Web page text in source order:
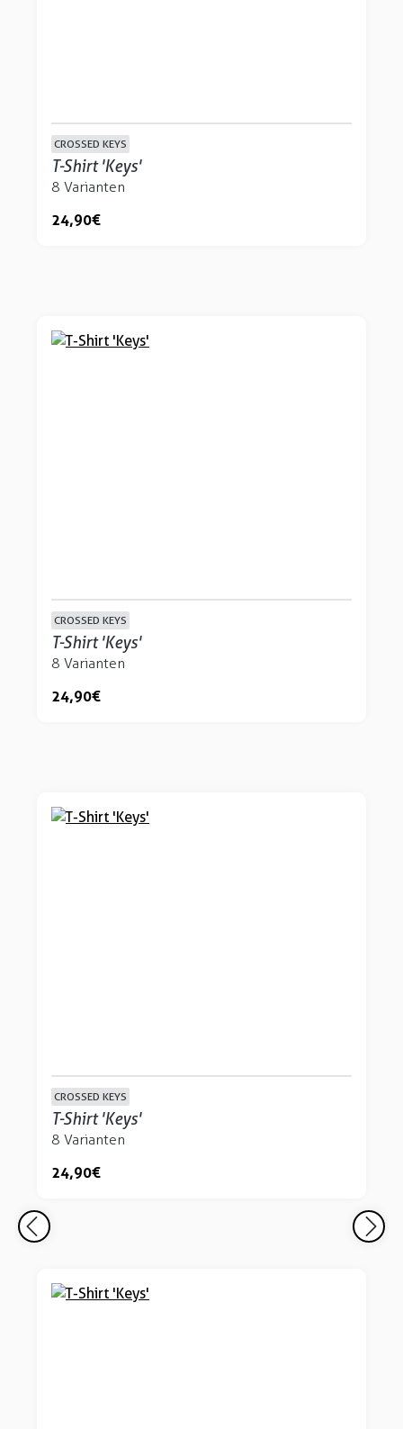
CROSSED KEYS
T-Shirt 'Keys'
8 Varianten
24,90 €
CROSSED KEYS
T-Shirt 'Keys'
8 Varianten
24,90 €
CROSSED KEYS
T-Shirt 'Keys'
8 Varianten
24,90 €